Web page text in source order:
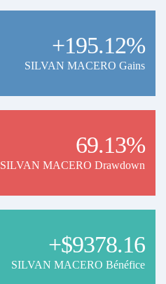
+195.12%
SILVAN MACERO Gains
69.13%
SILVAN MACERO Drawdown
+$9378.16
SILVAN MACERO Bénéfice